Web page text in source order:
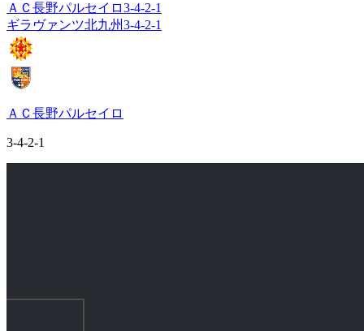
ＡＣ長野パルセイロ3-4-2-1
ギラヴァンツ北九州3-4-2-1
ＡＣ長野パルセイロ
3-4-2-1